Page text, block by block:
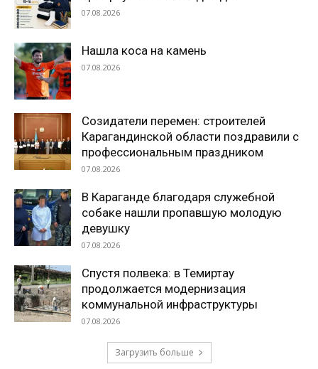
07.08.2026
Нашла коса на камень
07.08.2026
Созидатели перемен: строителей
Карагандинской области поздравили с
профессиональным праздником
07.08.2026
В Караганде благодаря служебной
собаке нашли пропавшую молодую
девушку
07.08.2026
Спустя полвека: в Темиртау
продолжается модернизация
коммунальной инфраструктуры
07.08.2026
Загрузить больше